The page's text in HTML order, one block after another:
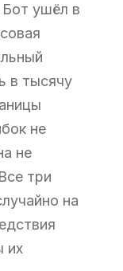
ушёл в
в тысячу
не
не
три
на
их